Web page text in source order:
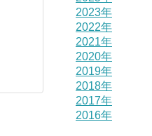
2023年
2022年
2021年
2020年
2019年
2018年
2017年
2016年